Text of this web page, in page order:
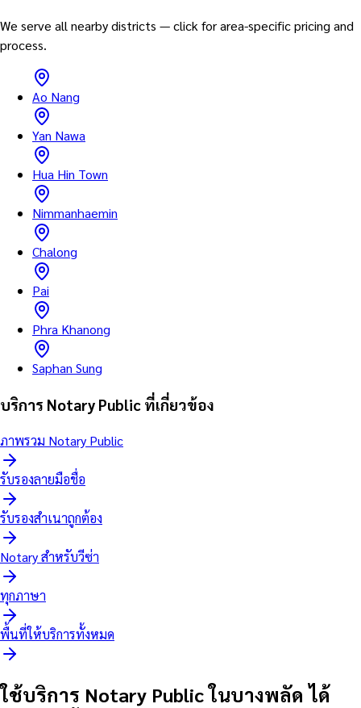
We serve all nearby districts — click for area-specific pricing and
process.
Ao Nang
Yan Nawa
Hua Hin Town
Nimmanhaemin
Chalong
Pai
Phra Khanong
Saphan Sung
บริการ Notary Public ที่เกี่ยวข้อง
ภาพรวม Notary Public
รับรองลายมือชื่อ
รับรองสำเนาถูกต้อง
Notary สำหรับวีซ่า
ทุกภาษา
พื้นที่ให้บริการทั้งหมด
ใช้บริการ Notary Public ในบางพลัด ได้